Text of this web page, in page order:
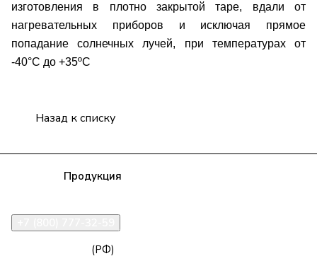
изготовления в плотно закрытой таре, вдали от
нагревательных приборов и исключая прямое
попадание солнечных лучей, при температурах от
-40°С до +35ºC
Назад к списку
Продукция
(РФ)